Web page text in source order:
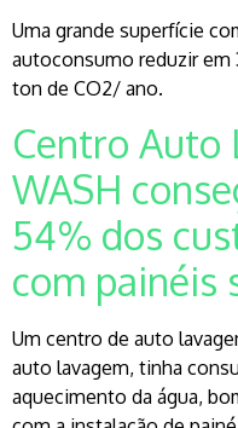
Uma grande superfície
autoconsumo reduzir em
ton de CO2/ ano.
Centro Auto
WASH
54% dos
com painéis
Um centro de auto
auto lavagem, tinha
aquecimento da água,